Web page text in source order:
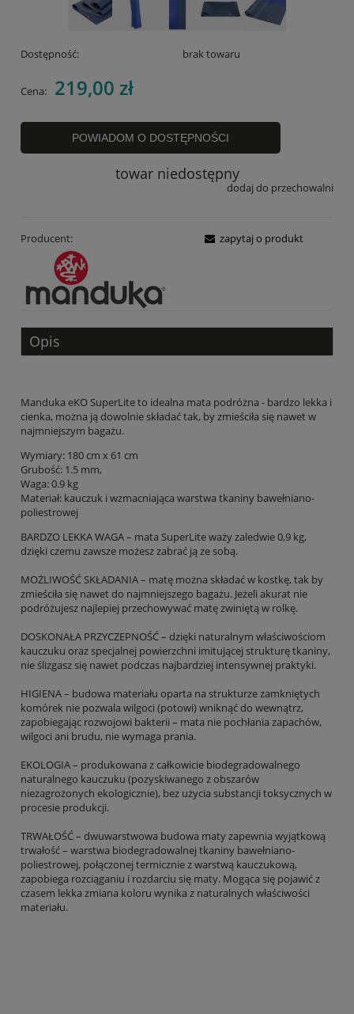
Dostępność: brak towaru
Cena: 219,00 zł
POWIADOM O DOSTĘPNOŚCI
towar niedostępny
dodaj do przechowalni
Producent: zapytaj o produkt
Opis
Manduka eKO SuperLite to idealna mata podróżna - bardzo lekka i
cienka, można ją dowolnie składać tak, by zmieściła się nawet w
najmniejszym bagażu.
Wymiary: 180 cm x 61 cm
Grubość: 1.5 mm,
Waga: 0.9 kg
Materiał: kauczuk i wzmacniająca warstwa tkaniny bawełniano-
poliestrowej
BARDZO LEKKA WAGA – mata SuperLite waży zaledwie 0,9 kg,
dzięki czemu zawsze możesz zabrać ją ze sobą.
MOŻLIWOŚĆ SKŁADANIA – matę można składać w kostkę, tak by
zmieściła się nawet do najmniejszego bagażu. Jeżeli akurat nie
podróżujesz najlepiej przechowywać matę zwiniętą w rolkę.
DOSKONAŁA PRZYCZEPNOŚĆ – dzięki naturalnym właściwościom
kauczuku oraz specjalnej powierzchni imitującej strukturę tkaniny,
nie ślizgasz się nawet podczas najbardziej intensywnej praktyki.
HIGIENA – budowa materiału oparta na strukturze zamkniętych
komórek nie pozwala wilgoci (potowi) wniknąć do wewnątrz,
zapobiegając rozwojowi bakterii – mata nie pochłania zapachów,
wilgoci ani brudu, nie wymaga prania.
EKOLOGIA – produkowana z całkowicie biodegradowalnego
naturalnego kauczuku (pozyskiwanego z obszarów
niezagrożonych ekologicznie), bez użycia substancji toksycznych w
procesie produkcji.
TRWAŁOŚĆ – dwuwarstwowa budowa maty zapewnia wyjątkową
trwałość – warstwa biodegradowalnej tkaniny bawełniano-
poliestrowej, połączonej termicznie z warstwą kauczukową,
zapobiega rozciąganiu i rozdarciu się maty. Mogąca się pojawić z
czasem lekka zmiana koloru wynika z naturalnych właściwości
materiału.